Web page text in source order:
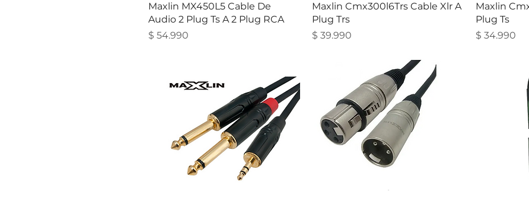
Maxlin MX450L5 Cable De
Audio 2 Plug Ts A 2 Plug RCA
Precio
$ 54.990
Maxlin Cmx300l6Trs Cable Xlr A
Plug Trs
Precio
$ 39.990
Maxlin
Plug Ts
Precio
$ 34.990